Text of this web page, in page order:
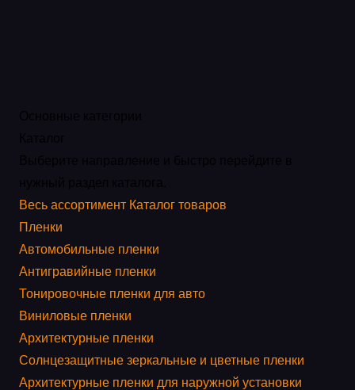
Весь ассортимент Каталог товаров
Пленки
Автомобильные пленки
Антигравийные пленки
Тонировочные пленки для авто
Виниловые пленки
Архитектурные пленки
Солнцезащитные зеркальные и цветные пленки
Архитектурные пленки для наружной установки